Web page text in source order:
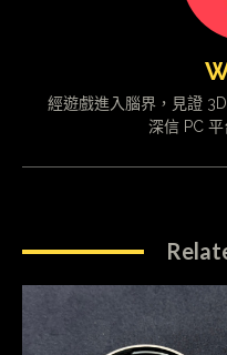
經遊戲進入腦界，見證
深信 PC 平